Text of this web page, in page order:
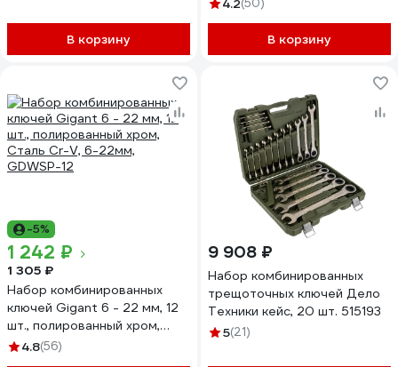
В корзину
4.2(50)
В корзину
-5%
1 242 ₽
1 305 ₽
Набор комбинированных
ключей Gigant 6 - 22 мм, 12
шт., полированный хром,
Сталь Cr-V, 6-22мм,
4.8(56)
9 908 ₽
Набор комбинированных
трещоточных ключей Дело
Техники кейс, 20 шт. 515193
5(21)